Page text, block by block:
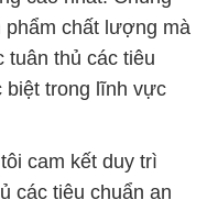
phẩm chất lượng mà
tuân thủ các tiêu
biệt trong lĩnh vực
cam kết duy trì
các tiêu chuẩn an